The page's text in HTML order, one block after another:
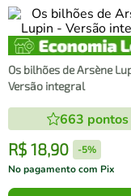
Os bilhões de Arsène
Versão integral
663 pontos
R$ 18,90 -5%
No pagamento com Pix